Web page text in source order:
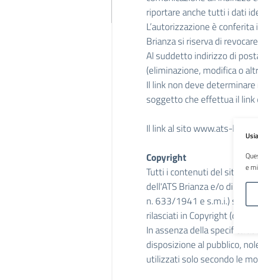
riportare anche tutti i dati
L’autorizzazione è
Brianza si riserva di
Al suddetto indirizzo di
(eliminazione, modifica o
Il link non deve
soggetto che effettua il
Il link al sitowww.ats-
Copyright
Tutti i contenuti del sito,
dell'ATS Brianza e/o di
n. 633/1941 e s.m.i.) sui
rilasciati in Copyright (diritti
In assenza della specifica
disposizione al pubblico,
utilizzati solo secondo le
e